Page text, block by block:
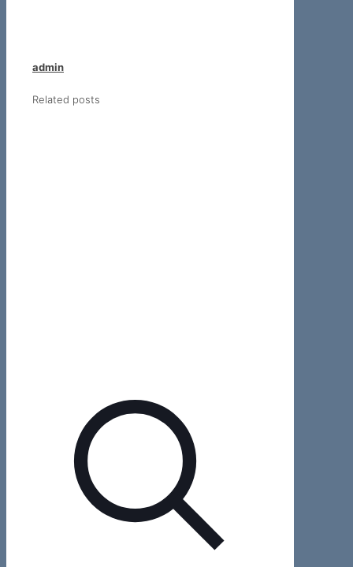
admin
Related posts